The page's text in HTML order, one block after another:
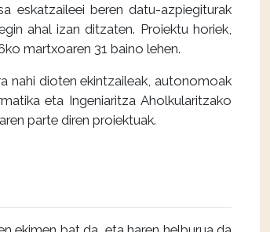
eskatzaileei beren datu-azpiegiturak
ahal izan ditzaten. Proiektu horiek,
martxoaren 31 baino lehen.
nahi dioten ekintzaileak, autonomoak
eta Ingeniaritza Aholkularitzako
parte diren proiektuak.